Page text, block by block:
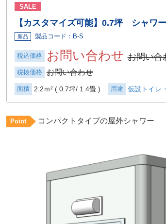
SALE
【カスタマイズ可能】0.7坪 シャ
新品 製品コード：B-S
税込価格 お問い合わせ お問い合
税抜価格 お問い合わせ
面積 2.2ｍ² ( 0.7坪 1.4畳 ) 用途 仮設トイレ
Point コンパクトタイプの屋外シャワー